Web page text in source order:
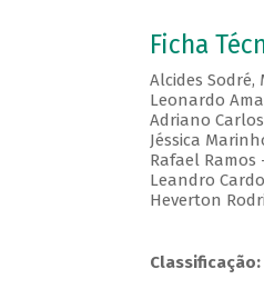
Ficha
Alcides Sodré,
Leonardo
Adriano
Jéssica
Rafael Ramos
Leandro
Heverton
Classificação: